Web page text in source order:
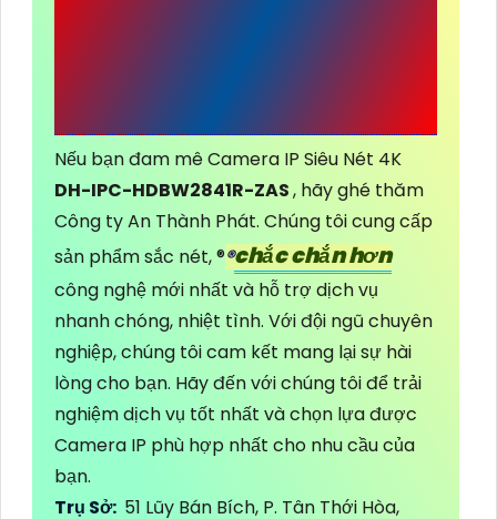
Nếu bạn đam mê Camera IP Siêu Nét 4K
DH-IPC-HDBW2841R-ZAS, hãy ghé thăm
Công ty An Thành Phát. Chúng tôi cung cấp
sản phẩm sắc nét, ®️®️chắc chắn hơn
công nghệ mới nhất và hỗ trợ dịch vụ
nhanh chóng, nhiệt tình. Với đội ngũ chuyên
nghiệp, chúng tôi cam kết mang lại sự hài
lòng cho bạn. Hãy đến với chúng tôi để trải
nghiệm dịch vụ tốt nhất và chọn lựa được
Camera IP phù hợp nhất cho nhu cầu của
bạn.
Trụ Sở: 51 Lũy Bán Bích, P. Tân Thới Hòa,